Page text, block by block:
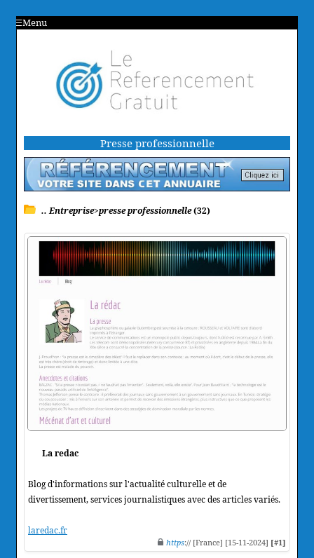
Menu
Presse professionnelle
.. Entreprise>presse professionnelle(32)
La redac
Blog d'informations sur l'actualité culturelle et de
divertissement, services journalistiques avec des articles variés.
laredac.fr
https:// [France] [15-11-2024] [#1]